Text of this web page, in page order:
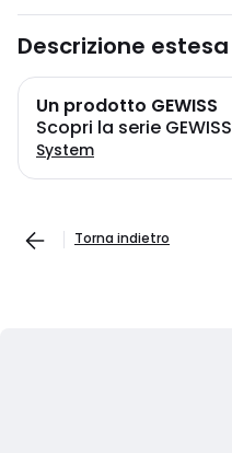
Descrizione estesa
Un prodotto GEWISS
Scopri la serie GEWISS
System
Torna indietro